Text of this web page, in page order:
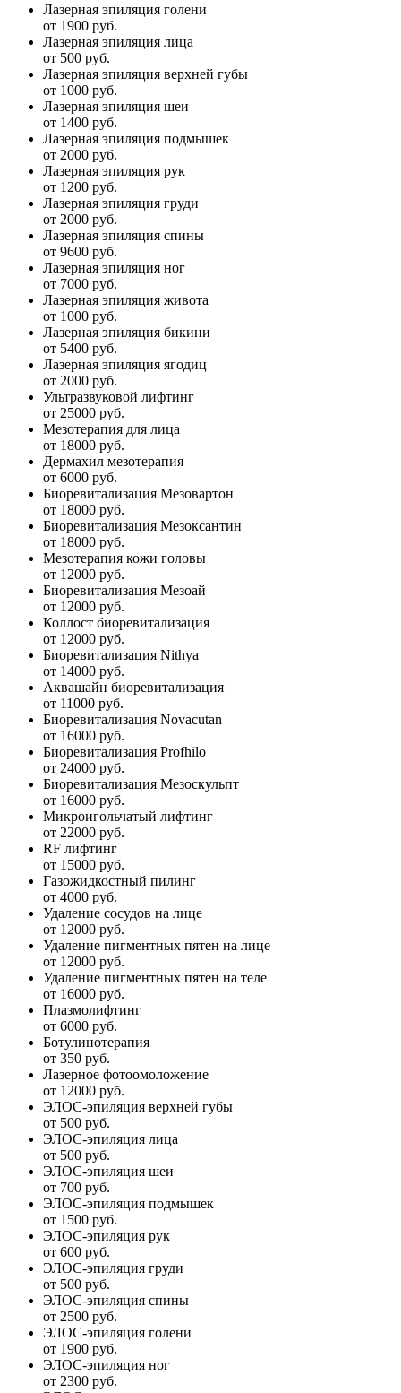
Лазерная эпиляция голени
от 1900 руб.
Лазерная эпиляция лица
от 500 руб.
Лазерная эпиляция верхней губы
от 1000 руб.
Лазерная эпиляция шеи
от 1400 руб.
Лазерная эпиляция подмышек
от 2000 руб.
Лазерная эпиляция рук
от 1200 руб.
Лазерная эпиляция груди
от 2000 руб.
Лазерная эпиляция спины
от 9600 руб.
Лазерная эпиляция ног
от 7000 руб.
Лазерная эпиляция живота
от 1000 руб.
Лазерная эпиляция бикини
от 5400 руб.
Лазерная эпиляция ягодиц
от 2000 руб.
Ультразвуковой лифтинг
от 25000 руб.
Мезотерапия для лица
от 18000 руб.
Дермахил мезотерапия
от 6000 руб.
Биоревитализация Мезовартон
от 18000 руб.
Биоревитализация Мезоксантин
от 18000 руб.
Мезотерапия кожи головы
от 12000 руб.
Биоревитализация Мезоай
от 12000 руб.
Коллост биоревитализация
от 12000 руб.
Биоревитализация Nithya
от 14000 руб.
Аквашайн биоревитализация
от 11000 руб.
Биоревитализация Novacutan
от 16000 руб.
Биоревитализация Profhilo
от 24000 руб.
Биоревитализация Мезоскульпт
от 16000 руб.
Микроигольчатый лифтинг
от 22000 руб.
RF лифтинг
от 15000 руб.
Газожидкостный пилинг
от 4000 руб.
Удаление сосудов на лице
от 12000 руб.
Удаление пигментных пятен на лице
от 12000 руб.
Удаление пигментных пятен на теле
от 16000 руб.
Плазмолифтинг
от 6000 руб.
Ботулинотерапия
от 350 руб.
Лазерное фотоомоложение
от 12000 руб.
ЭЛОС-эпиляция верхней губы
от 500 руб.
ЭЛОС-эпиляция лица
от 500 руб.
ЭЛОС-эпиляция шеи
от 700 руб.
ЭЛОС-эпиляция подмышек
от 1500 руб.
ЭЛОС-эпиляция рук
от 600 руб.
ЭЛОС-эпиляция груди
от 500 руб.
ЭЛОС-эпиляция спины
от 2500 руб.
ЭЛОС-эпиляция голени
от 1900 руб.
ЭЛОС-эпиляция ног
от 2300 руб.